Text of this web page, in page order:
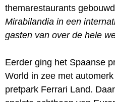
themarestaurants
Mirabilandia in een
gasten van over de hele
Eerder ging het Spaanse
World in zee met
pretpark Ferrari Land.